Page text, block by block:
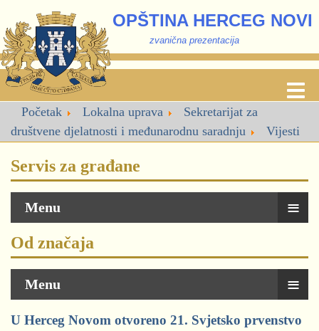
OPŠTINA HERCEG NOVI
zvanična prezentacija
Početak Lokalna uprava
Sekretarijat za
društvene djelatnosti i međunarodnu saradnju
Vijesti
Servis za građane
Menu ≡
Od značaja
Menu ≡
U Herceg Novom otvoreno 21. Svjetsko prvenstvo